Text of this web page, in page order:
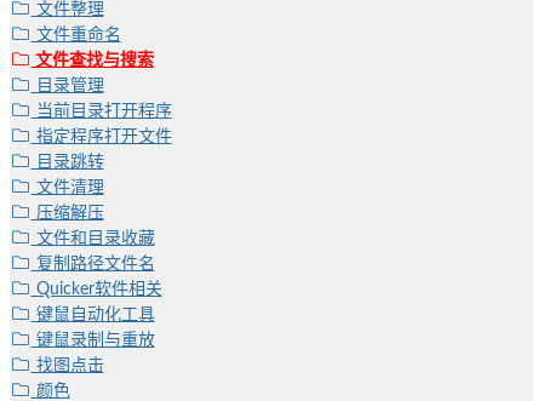
文件整理
文件重命名
文件查找与搜索
目录管理
当前目录打开程序
指定程序打开文件
目录跳转
文件清理
压缩解压
文件和目录收藏
复制路径文件名
Quicker软件相关
键鼠自动化工具
键鼠录制与重放
找图点击
颜色